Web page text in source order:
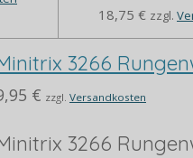
18,75 € zzgl.
3266
€ zzgl. Versandkosten
3266